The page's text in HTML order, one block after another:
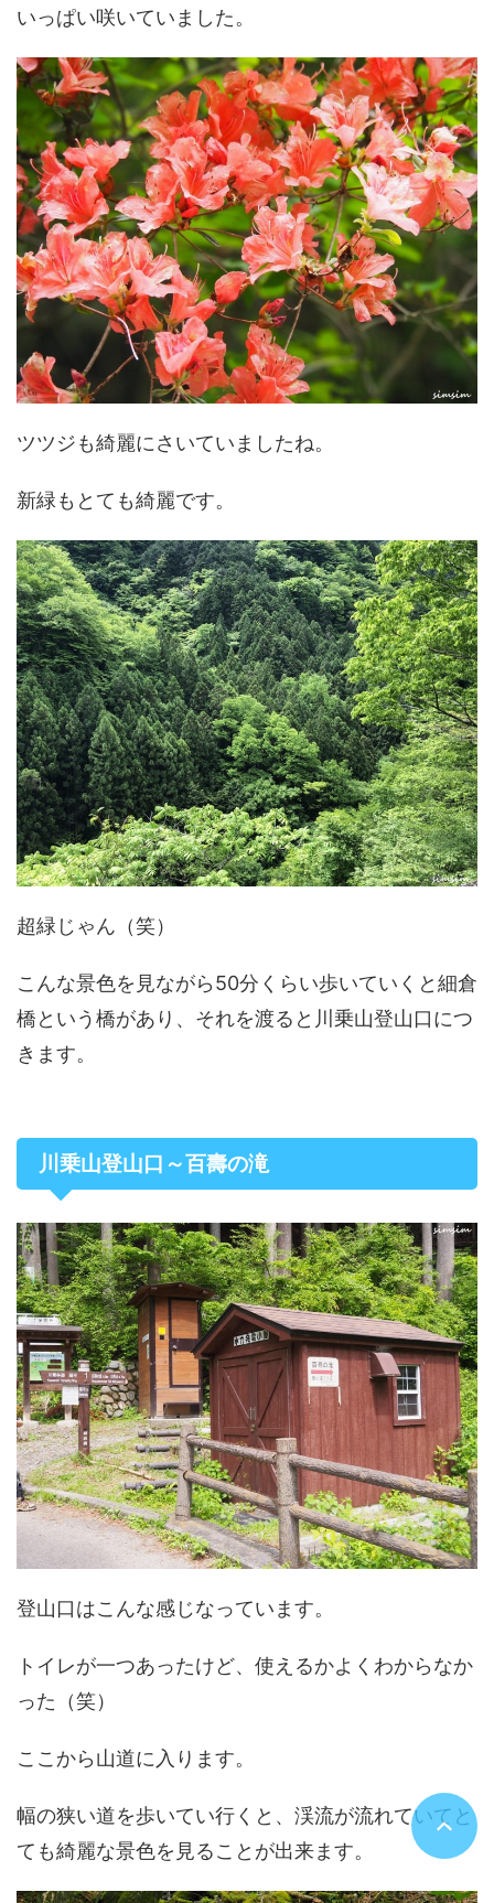
いっぱい咲いていました。
ツツジも綺麗にさいていましたね。
新緑もとても綺麗です。
超緑じゃん（笑）
こんな景色を見ながら50分くらい歩いていくと細倉
橋という橋があり、それを渡ると川乗山登山口につ
きます。
川乗山登山口～百壽の滝
登山口はこんな感じなっています。
トイレが一つあったけど、使えるかよくわからなか
った（笑）
ここから山道に入ります。
幅の狭い道を歩いてい行くと、渓流が流れていてと
ても綺麗な景色を見ることが出来ます。